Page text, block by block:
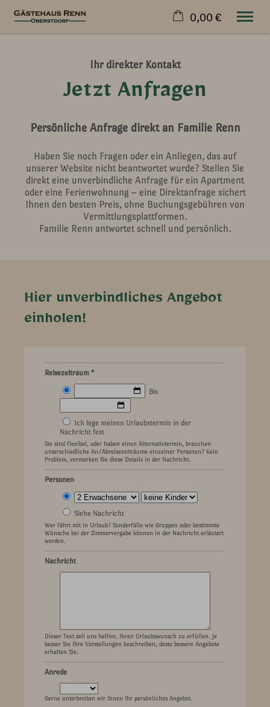
Über Uns
0,00 €
Ihr direkter Kontakt
Jetzt Anfragen
Persönliche Anfrage direkt an Familie Renn
Haben Sie noch Fragen oder ein Anliegen, das auf
unserer Website nicht beantwortet wurde? Stellen Sie
direkt eine unverbindliche Anfrage für ein Apartment
oder eine Ferienwohnung – eine Direktanfrage sichert
Ihnen den besten Preis, ohne Buchungsgebühren von
Vermittlungsplattformen.
Familie Renn antwortet schnell und persönlich.
Hier unverbindliches Angebot
einholen!
Reisezeitraum *
Bis
Ich lege meinen Urlaubstermin in der
Nachricht fest
Sie sind flexibel, oder haben einen Alternativtermin, brauchen
unterschiedliche An/Abreisezeiträume einzelner Personen? Kein
Problem, vermerken Sie diese Details in der Nachricht.
Personen
Siehe Nachricht
Wer fährt mit in Urlaub? Sonderfälle wie Gruppen oder bestimmte
Wünsche bei der Zimmervergabe können in der Nachricht erläutert
werden.
Nachricht
Dieser Text soll uns helfen, Ihren Urlaubswunsch zu erfüllen. Je
besser Sie Ihre Vorstellungen beschreiben, desto bessere Angebote
erhalten Sie.
Anrede
Gerne unterbreiten wir Ihnen Ihr persönliches Angebot.